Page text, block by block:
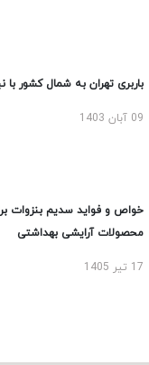
باربری تهران به شمال کشور با
09 آبان 1403
خواص و فواید سدیم بنزوات
محصولات آرایشی بهداشتی
17 تیر 1405